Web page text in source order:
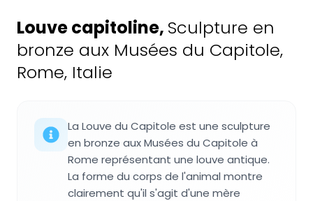
Louve capitoline, Sculpture en
bronze aux Musées du Capitole,
Rome, Italie
La Louve du Capitole est une sculpture
en bronze aux Musées du Capitole à
Rome représentant une louve antique.
La forme du corps de l'animal montre
clairement qu'il s'agit d'une mère